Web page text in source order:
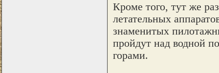
Кроме того, тут же
летательных
знаменитых
пройдут над водной
горами.